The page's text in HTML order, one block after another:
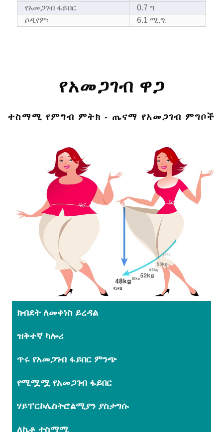
የአመጋገብ ፋይበር
0.7 ግ
ሶዲየም፡
6.1 ሚ.ግ.
የአመጋገብ ዋጋ
ተስማሚ የምግብ ምትክ - ጤናማ የአመጋገብ ምግቦች
ክብደት ለመቀነስ ይረዳል
ዝቅተኛ ካሎሪ
ጥሩ የአመጋገብ ፋይበር ምንጭ
የሚሟሟ የአመጋገብ ፋይበር
ሃይፐርኮሌስትሮልሚያን ያስታግሱ
ለኬቶ ተስማሚ